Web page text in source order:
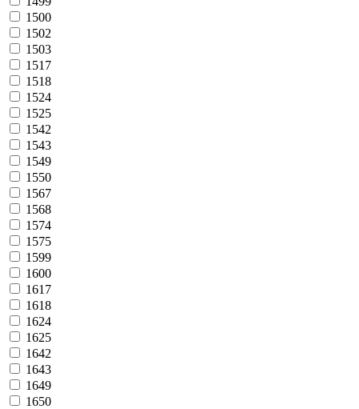
1500
1502
1503
1517
1518
1524
1525
1542
1543
1549
1550
1567
1568
1574
1575
1599
1600
1617
1618
1624
1625
1642
1643
1649
1650